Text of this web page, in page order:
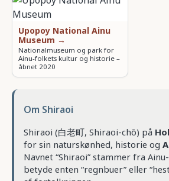
Upopoy National Ainu
Museum →
Nationalmuseum og park for
Ainu-folkets kultur og historie –
åbnet 2020
Om Shiraoi
Shiraoi (白老町, Shiraoi-chō) på
for sin naturskønhed, historie og
Navnet “Shiraoi” stammer fra
betyde enten “regnbuer” eller